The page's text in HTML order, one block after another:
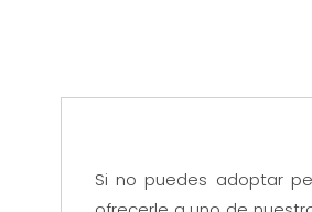
Si no puedes adoptar